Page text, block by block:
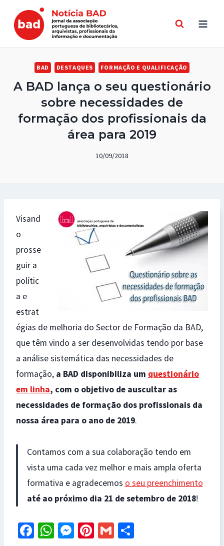
content
BAD DESTAQUES FORMAÇÃO E QUALIFICAÇÃO
A BAD lança o seu questionário
sobre necessidades de
formação dos profissionais da
área para 2019
10/09/2018
Visand
o
prosse
guir a
polític
a e
estrat
égias de melhoria do Sector de Formação da BAD,
que têm vindo a ser desenvolvidas tendo por base
a análise sistemática das necessidades de
formação, a BAD disponibiliza um questionário
em linha, com o objetivo de auscultar as
necessidades de formação dos profissionais da
nossa área para o ano de 2019.
Contamos com a sua colaboração tendo em
vista uma cada vez melhor e mais ampla oferta
formativa e agradecemos o seu preenchimento
até ao próximo dia 21 de setembro de 2018!
Fa W M Pi G